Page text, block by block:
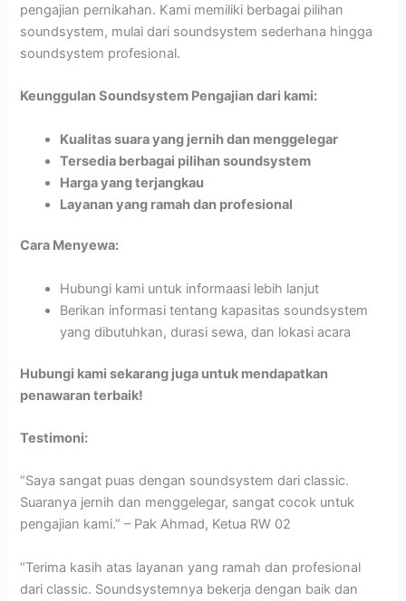
pengajian pernikahan. Kami memiliki berbagai pilihan
soundsystem, mulai dari soundsystem sederhana hingga
soundsystem profesional.
Keunggulan Soundsystem Pengajian dari kami:
Kualitas suara yang jernih dan menggelegar
Tersedia berbagai pilihan soundsystem
Harga yang terjangkau
Layanan yang ramah dan profesional
Cara Menyewa:
Hubungi kami untuk informaasi lebih lanjut
Berikan informasi tentang kapasitas soundsystem
yang dibutuhkan, durasi sewa, dan lokasi acara
Hubungi kami sekarang juga untuk mendapatkan
penawaran terbaik!
Testimoni:
“Saya sangat puas dengan soundsystem dari classic.
Suaranya jernih dan menggelegar, sangat cocok untuk
pengajian kami.” – Pak Ahmad, Ketua RW 02
“Terima kasih atas layanan yang ramah dan profesional
dari classic. Soundsystemnya bekerja dengan baik dan